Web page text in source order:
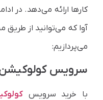
کارها ارائه می‌دهد. در
آوا که می‌توانید از
می‌پردازیم:
سرویس
با خرید سرویس